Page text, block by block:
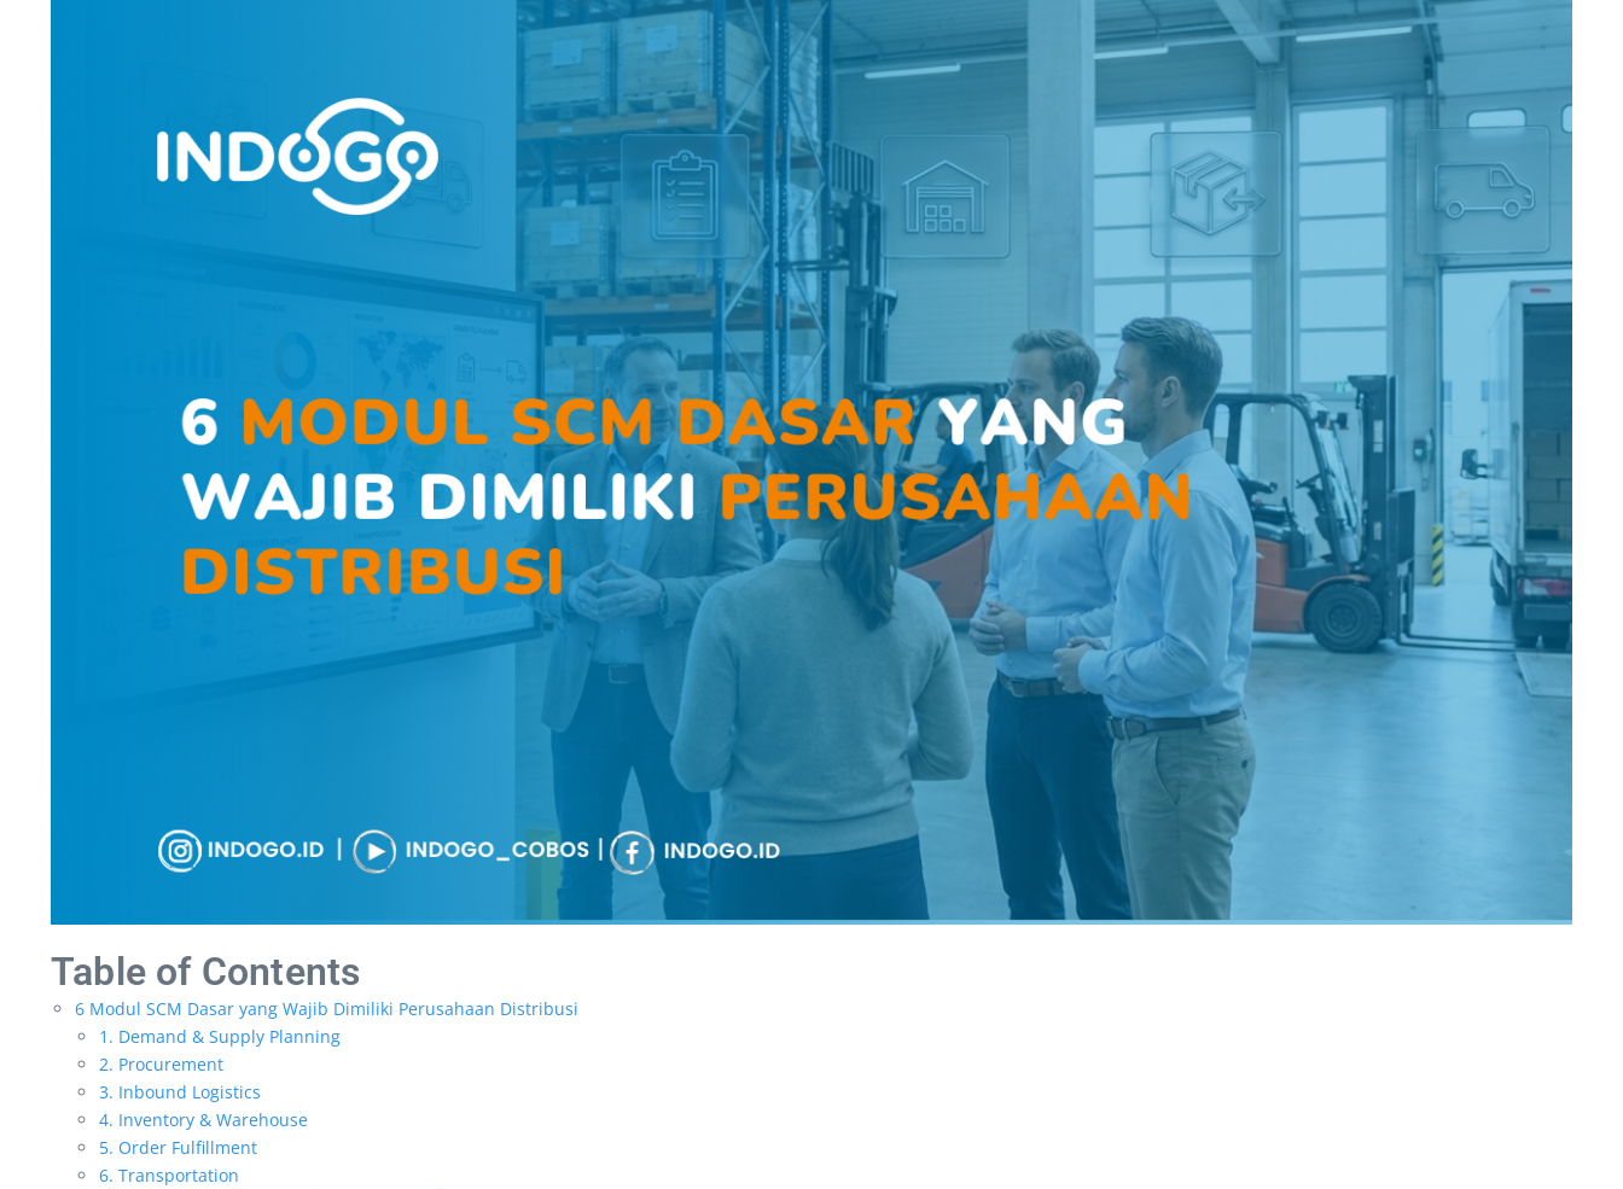
Table of Contents
6 Modul SCM Dasar yang Wajib Dimiliki Perusahaan Distribusi
1. Demand & Supply Planning
2. Procurement
3. Inbound Logistics
4. Inventory & Warehouse
5. Order Fulfillment
6. Transportation